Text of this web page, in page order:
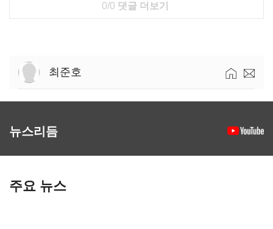
0/0 댓글 더보기
최준호
뉴스리듬
주요 뉴스